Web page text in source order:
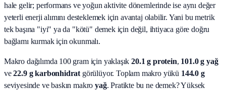
hale gelir; performans ve yoğun aktivite dönemlerinde ise aynı değer
yeterli enerji alımını desteklemek için avantaj olabilir. Yani bu metrik
tek başına "iyi" ya da "kötü" demek için değil, ihtiyaca göre doğru
bağlamı kurmak için okunmalı.
Makro dağılımda 100 gram için yaklaşık20.1 g protein, 101.0g yağ
ve22.9g karbonhidrat görülüyor. Toplam makro yükü 144.0 g
seviyesinde ve baskın makro yağ. Pratikte bu ne demek? Yüksek